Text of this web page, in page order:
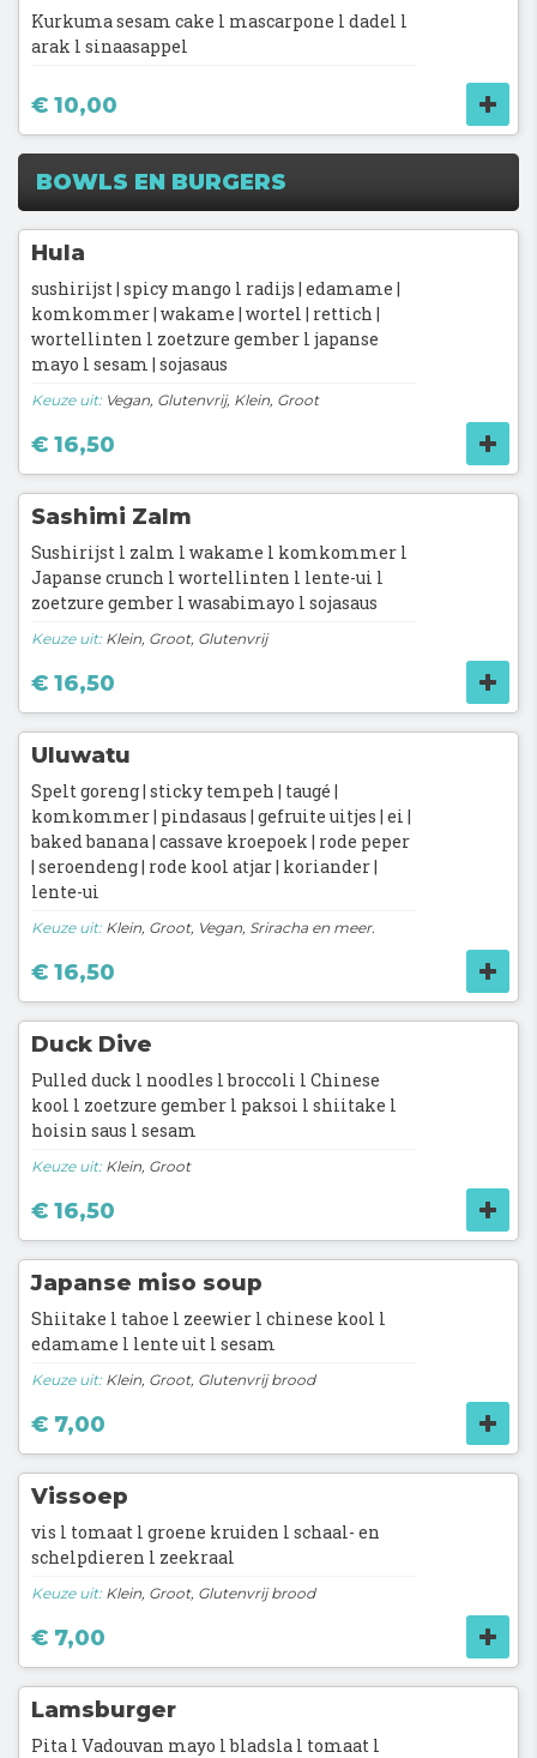
Kurkuma sesam cake l mascarpone l dadel l
arak l sinaasappel
€ 10,00
BOWLS EN BURGERS
Hula
sushirijst | spicy mango l radijs | edamame |
komkommer | wakame | wortel | rettich |
wortellinten l zoetzure gember l japanse
mayo l sesam | sojasaus
Keuze uit:Vegan, Glutenvrij, Klein, Groot
€ 16,50
Sashimi Zalm
Sushirijst l zalm l wakame l komkommer l
Japanse crunch l wortellinten l lente-ui l
zoetzure gember l wasabimayo l sojasaus
Keuze uit:Klein, Groot, Glutenvrij
€ 16,50
Uluwatu
Spelt goreng | sticky tempeh | taugé |
komkommer | pindasaus | gefruite uitjes | ei |
baked banana | cassave kroepoek | rode peper
| seroendeng | rode kool atjar | koriander |
lente-ui
Keuze uit:Klein, Groot, Vegan, Sriracha en meer.
€ 16,50
Duck Dive
Pulled duck l noodles l broccoli l Chinese
kool l zoetzure gember l paksoi l shiitake l
hoisin saus l sesam
Keuze uit:Klein, Groot
€ 16,50
Japanse miso soup
Shiitake l tahoe l zeewier l chinese kool l
edamame l lente uit l sesam
Keuze uit:Klein, Groot, Glutenvrij brood
€ 7,00
Vissoep
vis l tomaat l groene kruiden l schaal- en
schelpdieren l zeekraal
Keuze uit:Klein, Groot, Glutenvrij brood
€ 7,00
Lamsburger
Pita l Vadouvan mayo l bladsla l tomaat l